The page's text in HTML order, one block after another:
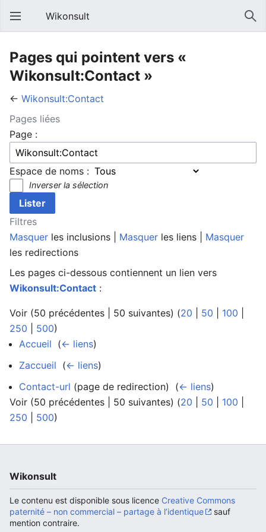
Ouvrir le menu principal
Wikonsult
Pages qui pointent vers «
Wikonsult:Contact »
← Wikonsult:Contact
Pages liées
Page :
Espace de noms :
Inverser la sélection
Filtres
Masquer les inclusions | Masquer les liens | Masquer
les redirections
Les pages ci-dessous contiennent un lien vers
Wikonsult:Contact :
Voir (50 précédentes | 50 suivantes) (20 50 100
250
500)
Accueil (← liens)
Zaccueil (← liens)
Contact-url (page de redirection) ‎ (← liens)
Voir (50 précédentes | 50 suivantes) (20 50 100
250
500)
Wikonsult
Le contenu est disponible sous licence Creative Commons
paternité – non commercial – partage à l’identique
sauf
mention contraire.